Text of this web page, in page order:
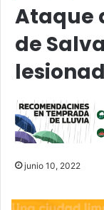
Ataque
de
junio 10, 2022